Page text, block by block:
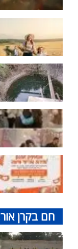
חם בקרן